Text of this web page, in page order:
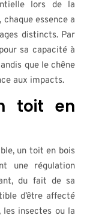
lors de la
essence a
distincts. Par
sa capacité à
que le chêne
aux impacts.
toit en
un toit en bois
une régulation
du fait de sa
d’être affecté
insectes ou la